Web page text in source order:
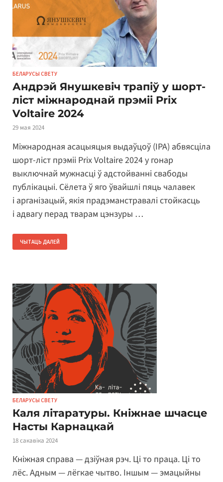
БЕЛАРУСЫ СВЕТУ
Андрэй Янушкевіч трапіў у шорт-
ліст міжнароднай прэміі Prix
Voltaire 2024
29 мая 2024
Міжнародная асацыяцыя выдаўцоў (IPA) абвясціла
шорт-ліст прэміі Prix Voltaire 2024 у гонар
выключнай мужнасці ў адстойванні свабоды
публікацыі. Сёлета ў яго ўвайшлі пяць чалавек
і арганізацый, якія прадэманстравалі стойкасць
і адвагу перад тварам цэнзуры …
ЧЫТАЦЬ ДАЛЕЙ
БЕЛАРУСЫ СВЕТУ
Каля літаратуры. Кніжнае шчасце
Насты Карнацкай
18 сакавіка 2024
Кніжная справа — дзіўная рэч. Ці то праца. Ці то
лёс. Адным — лёгкае чытво. Іншым — эмацыйны